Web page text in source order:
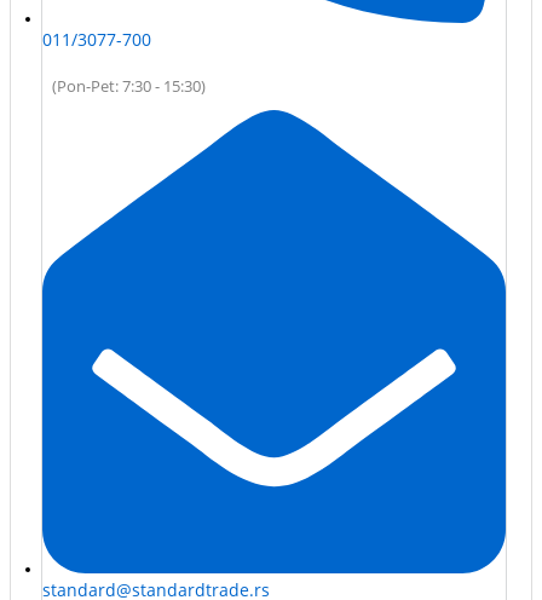
011/3077-700
(Pon-Pet: 7:30 - 15:30)
standard@standardtrade.rs